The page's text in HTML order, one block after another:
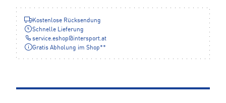
Kostenlose Rücksendung
Schnelle Lieferung
service.eshop@intersport.at
Gratis Abholung im Shop**